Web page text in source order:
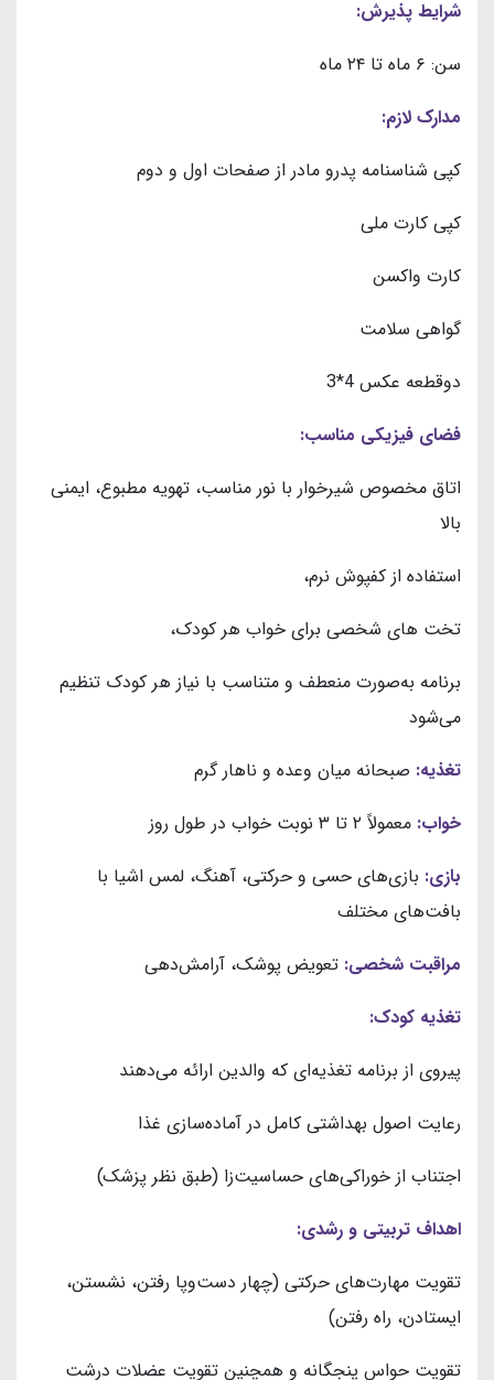
شرایط پذیرش:
سن: ۶ ماه تا ۲۴ ماه
مدارک لازم:
کپی شناسنامه پدرو مادر از صفحات اول و دوم
کپی کارت ملی
کارت واکسن
گواهی سلامت
دوقطعه عکس 4*3
فضای فیزیکی مناسب:
اتاق مخصوص شیرخوار با نور مناسب، تهویه مطبوع، ایمنی
بالا
استفاده از کفپوش نرم،
تخت های شخصی برای خواب هر کودک،
برنامه به‌صورت منعطف و متناسب با نیاز هر کودک تنظیم
می‌شود
تغذیه: صبحانه میان وعده و ناهار گرم
خواب: معمولاً ۲ تا ۳ نوبت خواب در طول روز
بازی: بازی‌های حسی و حرکتی، آهنگ، لمس اشیا با
بافت‌های مختلف
مراقبت شخصی: تعویض پوشک، آرامش‌دهی
تغذیه کودک:
پیروی از برنامه تغذیه‌ای که والدین ارائه می‌دهند
رعایت اصول بهداشتی کامل در آماده‌سازی غذا
اجتناب از خوراکی‌های حساسیت‌زا (طبق نظر پزشک)
اهداف تربیتی و رشدی:
تقویت مهارت‌های حرکتی (چهار دست‌و‌پا رفتن، نشستن،
ایستادن، راه رفتن)
تقویت حواس پنجگانه و همچنین تقویت عضلات درشت